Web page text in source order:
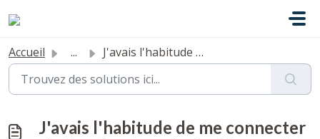
Accueil ... J'avais l'habitude de me connecter via Facebook, ...
J'avais l'habitude de me connecter